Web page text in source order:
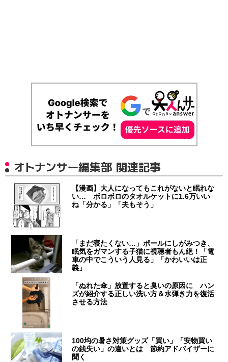
オトナンサー編集部 関連記事
【漫画】大人になってもこれがないと眠れな
い… ボロボロのタオルケットに1.6万いい
ね「分かる」「夫もそう」
「まだ寝たくない…」ポールにしがみつき、
眠気をガマンする子猫に視聴者もん絶！「電
車の中でこういう人見る」「かわいいは正
義」
「ぬれた傘」放置すると臭いの原因に ハン
ズが紹介する正しい洗い方＆水弾き力を復活
させる方法
100均の暑さ対策グッズ「買い」「安物買い
の銭失い」の違いとは 節約アドバイザーに
聞く